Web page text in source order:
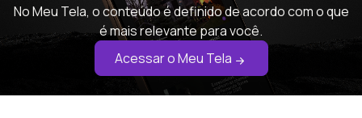
No Meu Tela, o conteúdo é definido de acordo com o que
é mais relevante para você.
Acessar o Meu Tela